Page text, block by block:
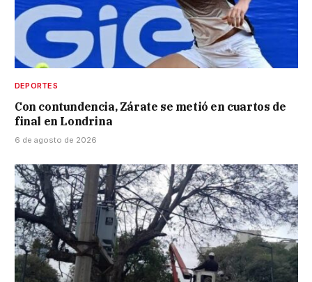
DEPORTES
Con contundencia, Zárate se metió en cuartos de
final en Londrina
6 de agosto de 2026